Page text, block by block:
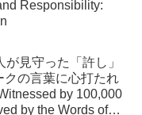
Responsibility:
見守った「許し」
の言葉に心打たれ
by 100,000
by the Words of